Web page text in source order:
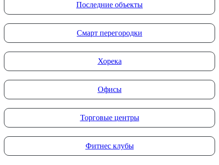
Последние объекты
Смарт перегородки
Хорека
Офисы
Торговые центры
Фитнес клубы